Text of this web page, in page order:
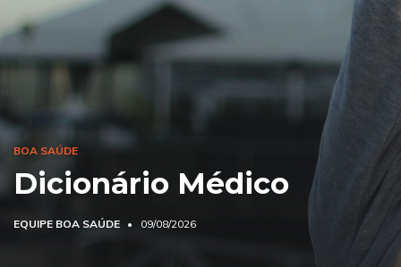
BOA SAÚDE
Dicionário Médico
EQUIPE BOA SAÚDE 09/08/2026